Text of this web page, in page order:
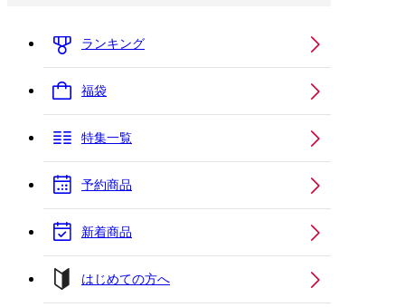
ランキング
福袋
特集一覧
予約商品
新着商品
はじめての方へ